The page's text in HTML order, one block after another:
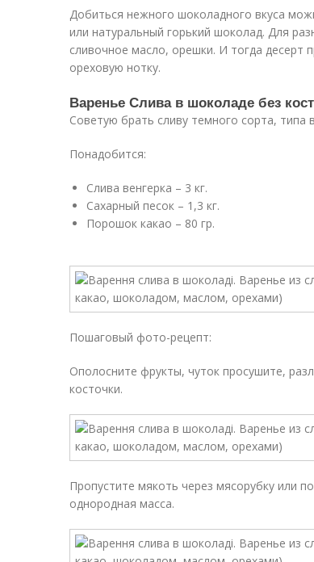
Добиться нежного шоколадного вкуса
или натуральный горький шоколад. Для
сливочное масло, орешки. И тогда десерт
ореховую нотку.
Варенье Слива в шоколаде без
Советую брать сливу темного сорта, типа
Понадобится:
Слива венгерка – 3 кг.
Сахарный песок – 1,3 кг.
Порошок какао – 80 гр.
Пошаговый фото-рецепт:
Ополосните фрукты, чуток просушите,
косточки.
Пропустите мякоть через мясорубку или
однородная масса.